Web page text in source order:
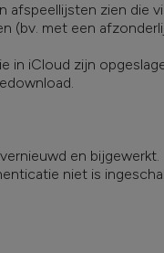
afspeellijsten zien die
(bv. met een
in iCloud zijn
en bijgewerkt.
niet is